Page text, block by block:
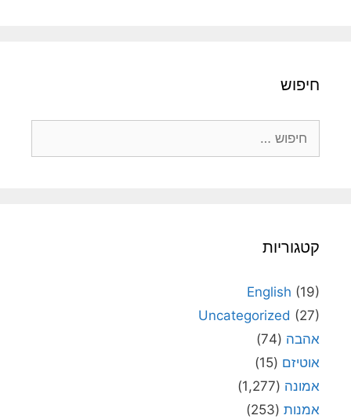
חיפוש
קטגוריות
English (19)
Uncategorized (27)
אהבה (74)
אוטיזם (15)
אמונה (1,277)
אמנות (253)